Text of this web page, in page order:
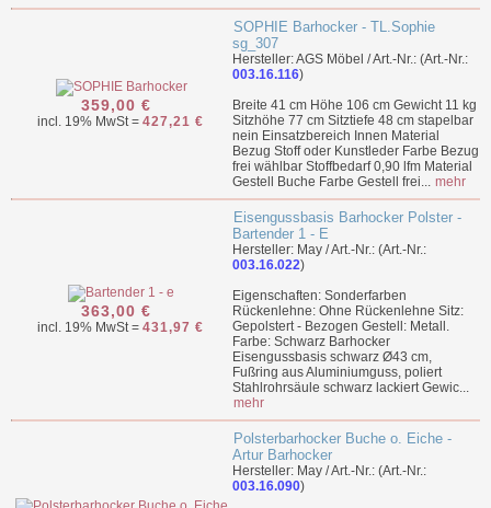
359,00 €
incl. 19% MwSt = 427,21 €
SOPHIE Barhocker - TL.Sophie
sg_307
Hersteller: AGS Möbel / Art.-Nr.: (Art.-Nr.:
003.16.116)
Breite 41 cm Höhe 106 cm Gewicht 11 kg
Sitzhöhe 77 cm Sitztiefe 48 cm stapelbar
nein Einsatzbereich Innen Material
Bezug Stoff oder Kunstleder Farbe Bezug
frei wählbar Stoffbedarf 0,90 lfm Material
Gestell Buche Farbe Gestell frei... mehr
363,00 €
incl. 19% MwSt = 431,97 €
Eisengussbasis Barhocker Polster -
Bartender 1 - E
Hersteller: May / Art.-Nr.: (Art.-Nr.:
003.16.022)
Eigenschaften: Sonderfarben
Rückenlehne: Ohne Rückenlehne Sitz:
Gepolstert - Bezogen Gestell: Metall.
Farbe: Schwarz Barhocker
Eisengussbasis schwarz Ø43 cm,
Fußring aus Aluminiumguss, poliert
Stahlrohrsäule schwarz lackiert Gewic...
mehr
Polsterbarhocker Buche o. Eiche -
Artur Barhocker
Hersteller: May / Art.-Nr.: (Art.-Nr.:
003.16.090)